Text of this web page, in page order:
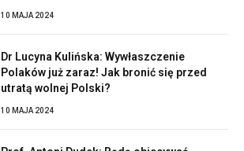
10 MAJA 2024
Dr Lucyna Kulińska: Wywłaszczenie
Polaków już zaraz! Jak bronić się przed
utratą wolnej Polski?
10 MAJA 2024